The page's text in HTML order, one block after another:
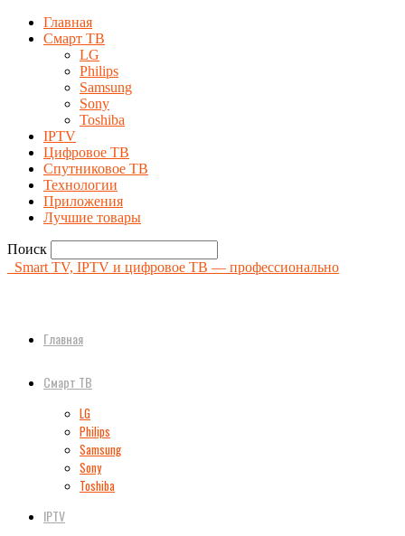
Главная
Смарт ТВ
LG
Philips
Samsung
Sony
Toshiba
IPTV
Цифровое ТВ
Спутниковое ТВ
Технологии
Приложения
Лучшие товары
Поиск
Smart TV, IPTV и цифровое ТВ — профессионально
Главная
Смарт ТВ
LG
Philips
Samsung
Sony
Toshiba
IPTV